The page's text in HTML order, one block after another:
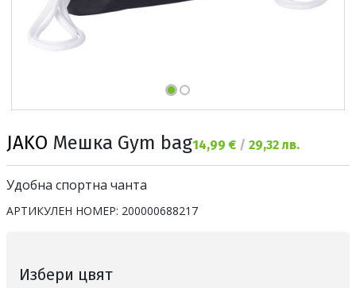
JAKO Мешка Gym bagТекуща цена:
14,99 € / 29,32 лв.
Удобна спортна чанта
АРТИКУЛЕН НОМЕР: 200000688217
Избери цвят